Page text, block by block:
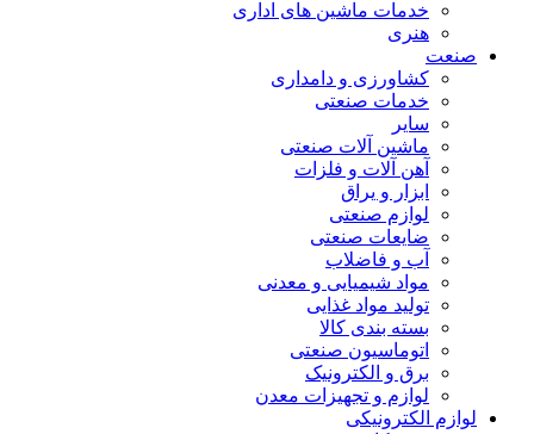
خدمات ماشین های اداری
هنری
صنعت
کشاورزی و دامداری
خدمات صنعتی
سایر
ماشین آلات صنعتی
آهن آلات و فلزات
ابزار و یراق
لوازم صنعتی
ضایعات صنعتی
آب و فاضلاب
مواد شیمیایی و معدنی
تولید مواد غذایی
بسته بندی کالا
اتوماسیون صنعتی
برق و الکترونیک
لوازم و تجهیزات معدن
لوازم الکترونیکی